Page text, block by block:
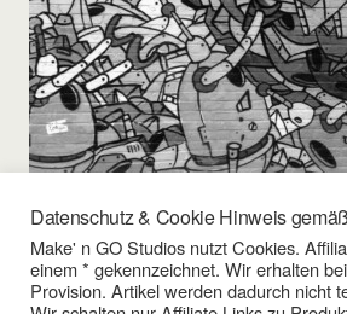
Grafitti
Datenschutz & Cookie Hinweis
Make' n GO Studios nutzt Cookies.
einem * gekennzeichnet. Wir erhalten
Provision. Artikel werden dadurch nicht